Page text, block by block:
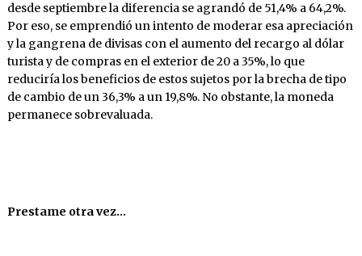
desde septiembre la diferencia se agrandó de 51,4% a 64,2%.
Por eso, se emprendió un intento de moderar esa apreciación
y la gangrena de divisas con el aumento del recargo al dólar
turista y de compras en el exterior de 20 a 35%, lo que
reduciría los beneficios de estos sujetos por la brecha de tipo
de cambio de un 36,3% a un 19,8%. No obstante, la moneda
permanece sobrevaluada.
Prestame otra vez…